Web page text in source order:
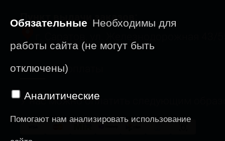
Пункт выдачи заказов:
Способы оплаты
У нас можно оплатить следующим
Обязательные Необходимы для
работы сайта (не могут быть
отключены)
Аналитические
Помогают нам анализировать использование